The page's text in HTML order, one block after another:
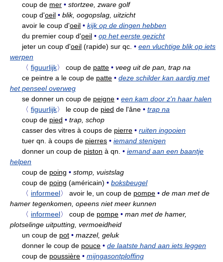
coup de mer • stortzee, zware golf
coup d'oeil • blik, oogopslag, uitzicht
avoir le coup d'oeil • kijk op de dingen hebben
du premier coup d'oeil • op het eerste gezicht
jeter un coup d'oeil (rapide) sur qc. • een vluchtige blik op iets
werpen
〈 figuurlijk〉 coup de patte • veeg uit de pan, trap na
ce peintre a le coup de patte • deze schilder kan aardig met
het penseel overweg
se donner un coup de peigne • een kam door z'n haar halen
〈 figuurlijk〉 le coup de pied de l'âne • trap na
coup de pied • trap, schop
casser des vitres à coups de pierre • ruiten ingooien
tuer qn. à coups de pierres • iemand stenigen
donner un coup de piston à qn. • iemand aan een baantje
helpen
coup de poing • stomp, vuistslag
coup de poing (américain) • boksbeugel
〈 informeel〉 avoir le, un coup de pompe • de man met de
hamer tegenkomen, opeens niet meer kunnen
〈 informeel〉 coup de pompe • man met de hamer,
plotselinge uitputting, vermoeidheid
un coup de pot • mazzel, geluk
donner le coup de pouce • de laatste hand aan iets leggen
coup de poussière • mijngasontploffing